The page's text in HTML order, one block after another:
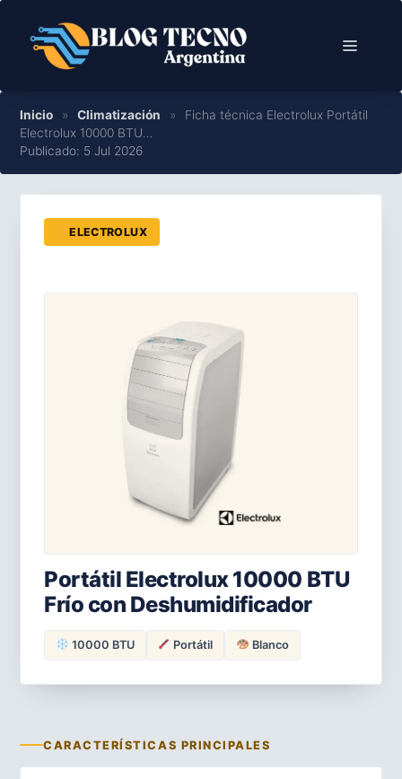
contenido
Menú
Inicio » Climatización »
Ficha técnica Electrolux Portátil
Electrolux 10000 BTU…
Publicado: 5 Jul 2026
ELECTROLUX
Portátil Electrolux 10000 BTU
Frío con Deshumidificador
10000 BTU Portátil Blanco
CARACTERÍSTICAS PRINCIPALES